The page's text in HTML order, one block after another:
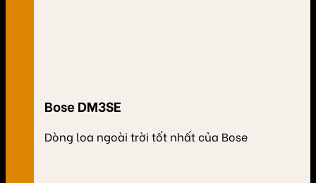
Bose DM3SE
Dòng loa ngoài trời tốt nhất của Bose